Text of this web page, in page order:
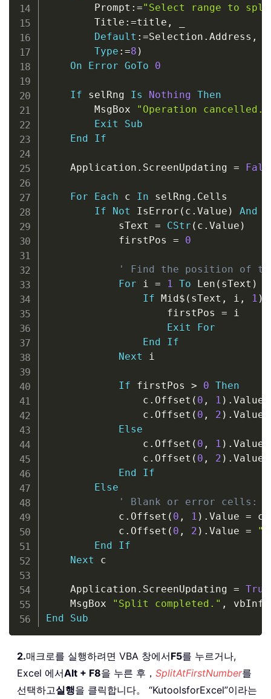
        Prompt
: ="Select range to
        Title
: =title ,
Default : =Selection . Address ,
Type : =8 )
On
Error GoTo 0
If selRng Is Nothing Then
        MsgBox
"Operation cancelled."
Exit
Sub
End
If
    Application
. ScreenUpdating =
For Each c In selRng . Cells
If
Not IsError ( c . Value ) And
            sText
= CStr ( c . Value )
            firstPos
= 0
' Find the position of
For i = 1 To Len ( sText )
If Mid $ ( sText , i , 1 )
                    firstPos
= i
Exit
For
End
If
Next i
If firstPos > 0 Then
                c
. Offset ( 0 , 1 ) . Value
                c
. Offset ( 0 , 2 ) . Value
Else
                c
. Offset ( 0 , 1 ) . Value
                c
. Offset ( 0 , 2 ) . Value
End
If
Else
' Blank or error cells:
            c
. Offset ( 0 , 1 ) . Value = c
            c
. Offset ( 0 , 2 ) . Value =
""
End
If
Next c
    Application
. ScreenUpdating = True
    MsgBox
"Split completed." ,
End
Sub
2.매크로를 실행하려면 VBA 창에서F5를 누르거나,
Excel 에서Alt + F8을 누른 후， SplitAtFirstNumber를
선택하고실행을 클릭합니다。 “KutoolsforExcel”이라는